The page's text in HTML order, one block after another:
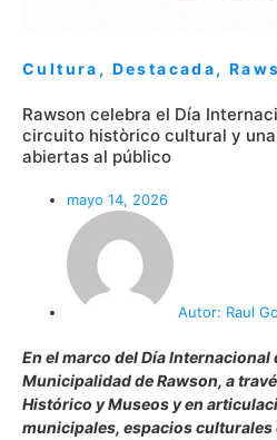
Cultura , Destacada,
Rawson celebra el Día
circuito històrico cultural y
abiertas al público
mayo 14, 2026
Autor: Raul
En el marco del Día Internacional
Municipalidad de Rawson, a
Histórico y Museos y en
municipales, espacios